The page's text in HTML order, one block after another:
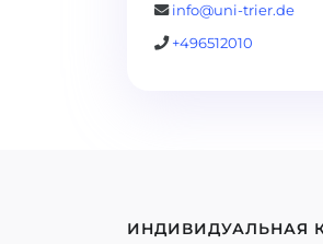
info@uni-trier.de
+496512010
ИНДИВИДУАЛЬНАЯ